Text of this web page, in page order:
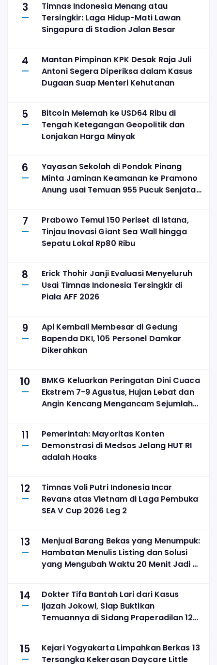
3
Timnas Indonesia Menang atau
Tersingkir: Laga Hidup-Mati Lawan
Singapura di Stadion Jalan Besar
4
Mantan Pimpinan KPK Desak Raja Juli
Antoni Segera Diperiksa dalam Kasus
Dugaan Suap Menteri Kehutanan
5
Bitcoin Melemah ke USD64 Ribu di
Tengah Ketegangan Geopolitik dan
Lonjakan Harga Minyak
6
Yayasan Sekolah di Pondok Pinang
Minta Jaminan Keamanan ke Pramono
Anung usai Temuan 955 Pucuk Senjata
7
Prabowo Temui 150 Periset di Istana,
Tinjau Inovasi Giant Sea Wall hingga
Sepatu Lokal Rp80 Ribu
8
Erick Thohir Janji Evaluasi Menyeluruh
Usai Timnas Indonesia Tersingkir di
Piala AFF 2026
9
Api Kembali Membesar di Gedung
Bapenda DKI, 105 Personel Damkar
Dikerahkan
10
BMKG Keluarkan Peringatan Dini Cuaca
Ekstrem 7-9 Agustus, Hujan Lebat dan
Angin Kencang Mengancam Sejumlah
11
Pemerintah: Mayoritas Konten
Demonstrasi di Medsos Jelang HUT RI
adalah Hoaks
12
Timnas Voli Putri Indonesia Incar
Revans atas Vietnam di Laga Pembuka
SEA V Cup 2026 Leg 2
13
Menjual Barang Bekas yang Menumpuk:
Hambatan Menulis Listing dan Solusi
yang Mengubah Waktu 20 Menit Jadi 3
14
Dokter Tifa Bantah Lari dari Kasus
Ijazah Jokowi, Siap Buktikan
Temuannya di Sidang Praperadilan 12
15
Kejari Yogyakarta Limpahkan Berkas 13
Tersangka Kekerasan Daycare Little